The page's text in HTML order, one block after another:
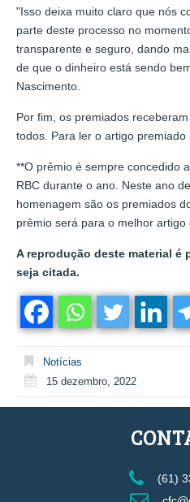
"Isso deixa muito claro que nós
parte deste processo no
transparente e seguro, dando
de que o dinheiro está sendo
Nascimento.
Por fim, os premiados
todos. Para ler o artigo premiado
**O prêmio é sempre concedido
RBC durante o ano. Neste ano
homenagem são os premiados
prêmio será para o melhor artigo
A reprodução deste material é
seja citada.
Notícias
15 dezembro, 2022
(61)